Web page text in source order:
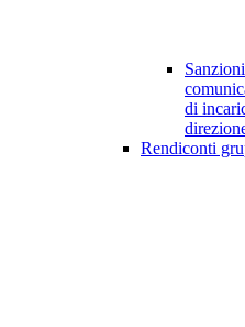
di
Rendiconti